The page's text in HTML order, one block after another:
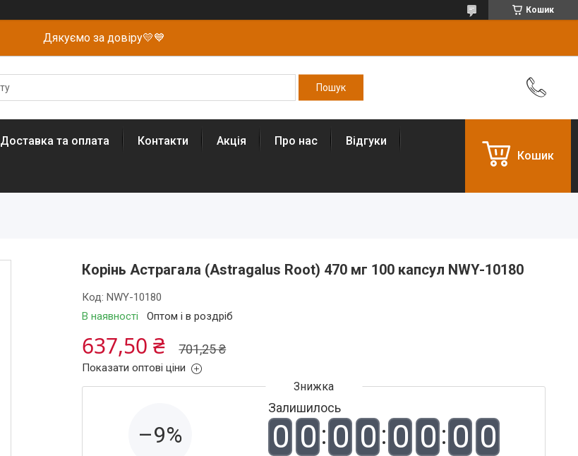
Кошик
Дякуємо за довіру💛💙
Доставка та оплата Контакти Акція Про нас Відгуки
Кошик
Корінь Астрагала (Astragalus Root) 470 мг 100 капсул NWY-10180
В наявності Оптом і в роздріб
Код:NWY-10180
701,25 ₴
637,50 ₴
Показати оптові ціни
–9%
Залишилось
0 0 0 0 0 0 0 0